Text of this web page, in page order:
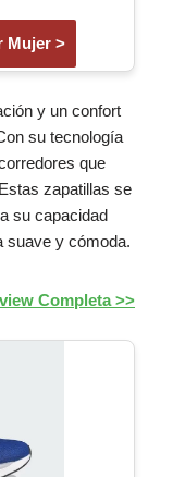
Mujer >
y un confort
su tecnología
que
zapatillas se
su capacidad
suave y cómoda.
Completa >>